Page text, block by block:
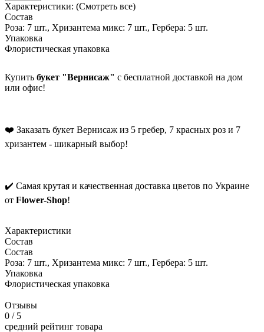
Характеристики: (Смотреть все)
Состав
Роза: 7 шт., Хризантема микс: 7 шт., Гербера: 5 шт.
Упаковка
Флористическая упаковка
Купить букет "Вернисаж" с бесплатной доставкой на дом
или офис!
❤️ Заказать букет Вернисаж из 5 гребер, 7 красных роз и 7
хризантем - шикарный выбор!
✔️ Самая крутая и качественная доставка цветов по Украине
от Flower-Shop!
Характеристики
Состав
Состав
Роза: 7 шт., Хризантема микс: 7 шт., Гербера: 5 шт.
Упаковка
Флористическая упаковка
Отзывы
0 / 5
средний рейтинг товара